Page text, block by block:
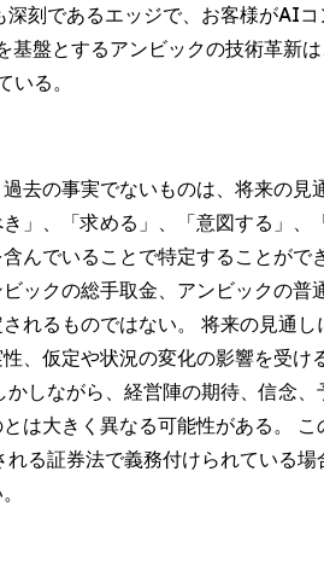
刻であるエッジで、お客様がAI
基盤とするアンビックの技術革新
る。
去の事実でないものは、将来の
」、「求める」、「意図する」
んでいることで特定することが
ックの総手取金、アンビックの
れるものではない。 将来の見通
、仮定や状況の変化の影響を受
しながら、経営陣の期待、信念
は大きく異なる可能性がある。
る証券法で義務付けられている